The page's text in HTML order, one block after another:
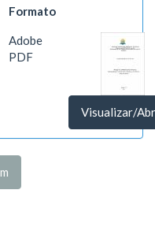
Formato
Adobe
PDF
Visualizar/